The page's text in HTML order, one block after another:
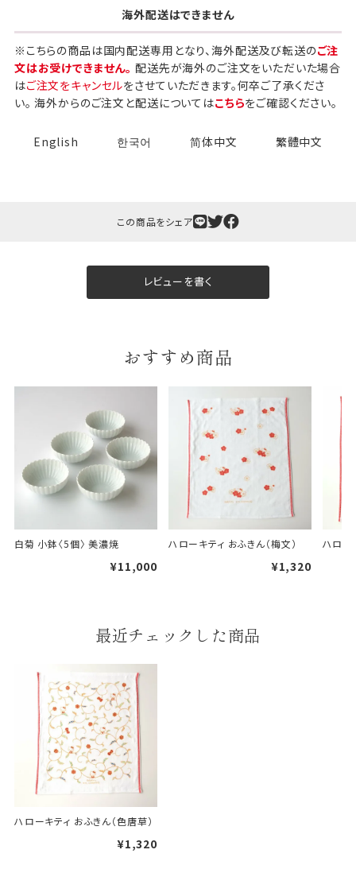
当店でギフト対応の商品をご購入いただきますと、熨
包装紙について
包装紙は2種類あります。
A.一般的なギフトに使用する包装紙です。
B.婚礼や出産、長寿祝などに使用する包装紙です。
A
B
のし・包装体裁により、紐（ひも）掛けしない場合が
天掛け包装について
手提袋はお付けできません。
海外配送はできません
※こちらの商品は国内配送専用となり、海外配送及び転送のご注
文はお受けできません。 配送先が海外のご注文をいただいた場合
はご注文をキャンセルをさせていただきます。何卒ご了承くださ
い。 海外からのご注文と配送についてはこちらをご確認ください。
English 한국어 简体中文 繁體中文
この商品をシェア
レビューを書く
おすすめ商品
白菊 小鉢〈5個〉 美濃焼
¥11,000
ハローキティ おふきん（梅文）
¥1,320
ハロー
最近チェックした商品
ハローキティ おふきん（色唐草）
¥1,320